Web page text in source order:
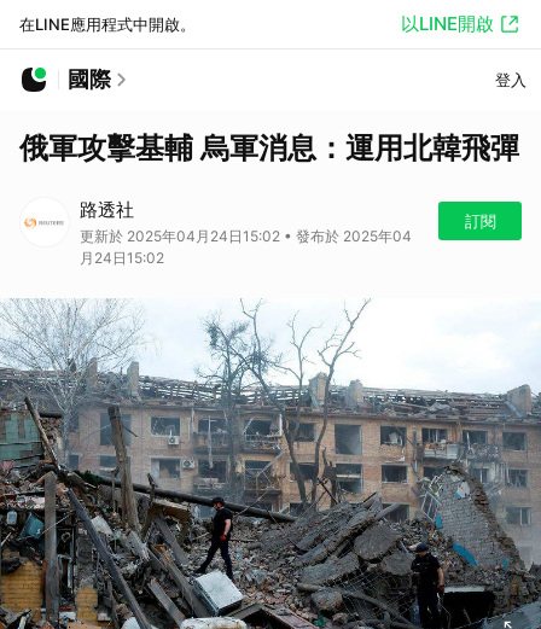
在LINE應用程式中開啟。 以LINE開啟
國際 登入
俄軍攻擊基輔 烏軍消息：運用北韓飛彈
路透社
更新於 2025年04月24日15:02 • 發布於 2025年04
月24日15:02
訂閱